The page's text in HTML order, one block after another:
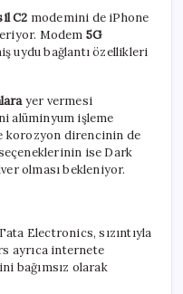
C2 modemini de iPhone
Modem 5G
uydu bağlantı özellikleri
yer vermesi
alüminyum işleme
korozyon direncinin de
ise Dark
olması bekleniyor.
Electronics, sızıntıyla
ayrıca internete
bağımsız olarak